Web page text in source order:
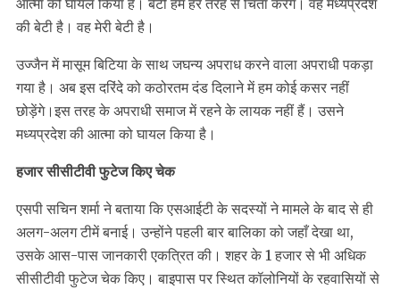
आत्मा को घायल किया है। बेटी हम हर तरह से चिंता करेंगे। वह मध्यप्रदेश
की बेटी है। वह मेरी बेटी है।
उज्जैन में मासूम बिटिया के साथ जघन्य अपराध करने वाला अपराधी पकड़ा
गया है। अब इस दरिंदे को कठोरतम दंड दिलाने में हम कोई कसर नहीं
छोड़ेंगे।इस तरह के अपराधी समाज में रहने के लायक नहीं हैं। उसने
मध्यप्रदेश की आत्मा को घायल किया है।
हजार सीसीटीवी फुटेज किए चेक
एसपी सचिन शर्मा ने बताया कि एसआईटी के सदस्यों ने मामले के बाद से ही
अलग-अलग टीमें बनाई। उन्होंने पहली बार बालिका को जहाँ देखा था,
उसके आस-पास जानकारी एकत्रित की। शहर के 1 हजार से भी अधिक
सीसीटीवी फुटेज चेक किए। बाइपास पर स्थित कॉलोनियों के रहवासियों से